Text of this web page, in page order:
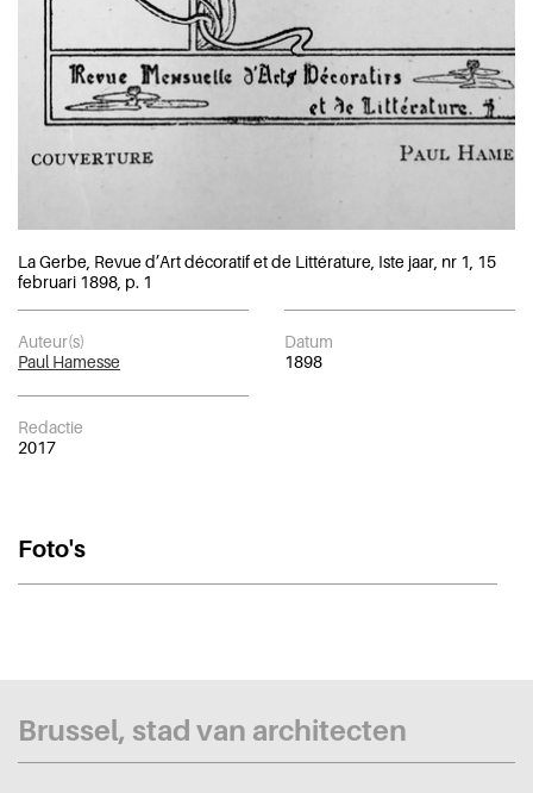
La Gerbe, Revue d’Art décoratif et de Littérature, Iste jaar, nr 1, 15
februari 1898, p. 1
Auteur(s)
Paul Hamesse
Datum
1898
Redactie
2017
Foto's
Brussel, stad van architecten